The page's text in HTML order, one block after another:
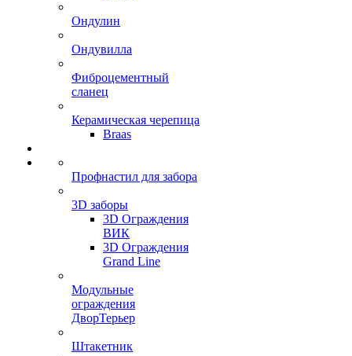
Ондулин
Ондувилла
Фиброцементный
сланец
Керамическая черепица
Braas
Профнастил для забора
3D заборы
3D Ограждения
ВИК
3D Ограждения
Grand Line
Модульные
ограждения
ДворТерьер
Штакетник